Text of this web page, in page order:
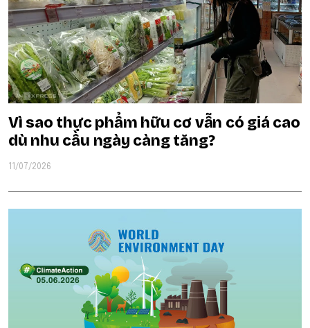
Vì sao thực phẩm hữu cơ vẫn có giá cao
dù nhu cầu ngày càng tăng?
11/07/2026